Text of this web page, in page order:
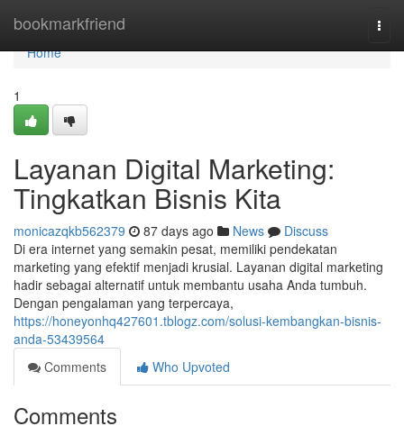
bookmarkfriend
Home
Home
1
Layanan Digital Marketing:
Tingkatkan Bisnis Kita
monicazqkb562379 87 days ago News
Discuss
Di era internet yang semakin pesat, memiliki pendekatan
marketing yang efektif menjadi krusial. Layanan digital marketing
hadir sebagai alternatif untuk membantu usaha Anda tumbuh.
Dengan pengalaman yang terpercaya,
https://honeyonhq427601.tblogz.com/solusi-kembangkan-bisnis-
anda-53439564
Comments
Who Upvoted
Comments